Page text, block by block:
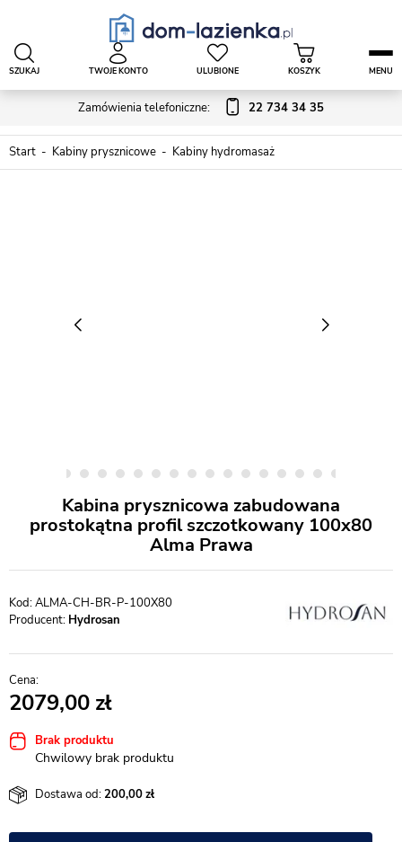
Zamówienia telefoniczne: 22 734 34 35
SZUKAJ TWOJE KONTO ULUBIONE KOSZYK MENU
Start Kabiny prysznicowe Kabiny hydromasaż
Kabina prysznicowa zabudowana
prostokątna profil szczotkowany 100x80
Alma Prawa
ALMA-CH-BR-P-100X80
Producent: Hydrosan
2079,00
Brak produktu
Chwilowy brak produktu
Dostawa od:200,00